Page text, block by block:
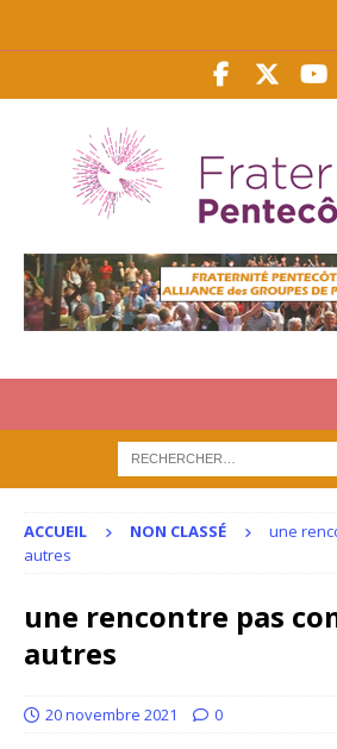
ACCUEIL NON CLASSÉ
une
autres
une rencontre pas
autres
20 novembre 2021 0